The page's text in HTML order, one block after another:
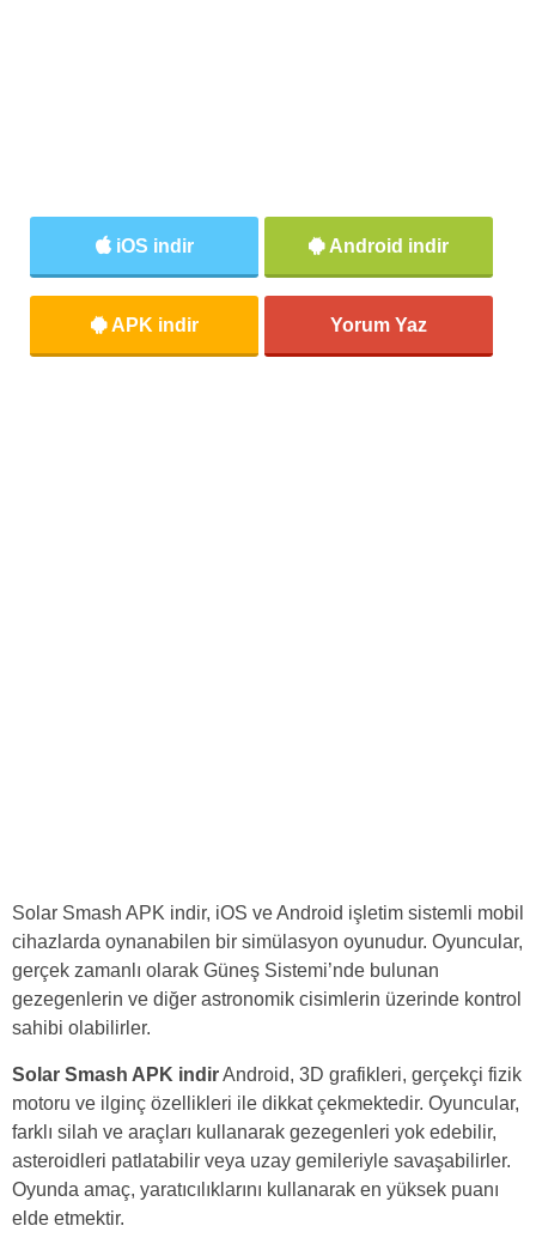
iOS indir Android indir
APK indir Yorum Yaz
Solar Smash APK indir, iOS ve Android işletim sistemli mobil
cihazlarda oynanabilen bir simülasyon oyunudur. Oyuncular,
gerçek zamanlı olarak Güneş Sistemi’nde bulunan
gezegenlerin ve diğer astronomik cisimlerin üzerinde kontrol
sahibi olabilirler.
Solar Smash APK indirAndroid, 3D grafikleri, gerçekçi fizik
motoru ve ilginç özellikleri ile dikkat çekmektedir. Oyuncular,
farklı silah ve araçları kullanarak gezegenleri yok edebilir,
asteroidleri patlatabilir veya uzay gemileriyle savaşabilirler.
Oyunda amaç, yaratıcılıklarını kullanarak en yüksek puanı
elde etmektir.